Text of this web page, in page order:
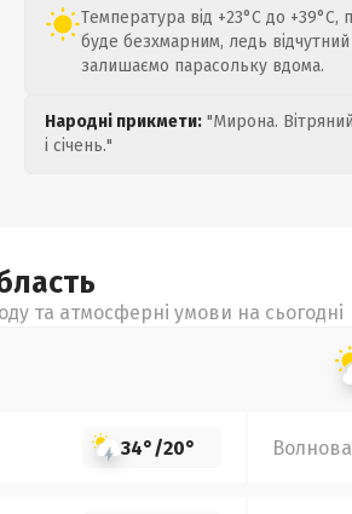
Температура від +23°C до
буде безхмарним, ледь
залишаємо парасольку вдома.
Народні прикмети: "Мирона.
і січень."
та атмосферні умови на сьогодні
34°/20°